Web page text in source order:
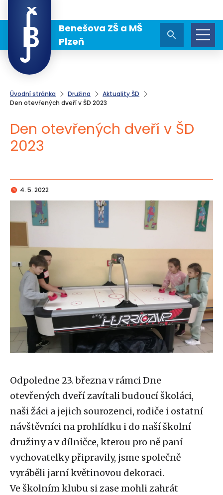
Benešova ZŠ a MŠ
Plzeň
Úvodní stránka Družina
Aktuality ŠD
Den otevřených dveří v ŠD 2023
Den otevřených dveří v ŠD
2023
4. 5. 2022
Odpoledne 23. března v rámci Dne
otevřených dveří zavítali budoucí školáci,
naši žáci a jejich sourozenci, rodiče i ostatní
návštěvníci na prohlídku i do naší školní
družiny a v dílničce, kterou pro ně paní
vychovatelky připravily, jsme společně
vyráběli jarní květinovou dekoraci.
Ve školním klubu si zase mohli zahrát